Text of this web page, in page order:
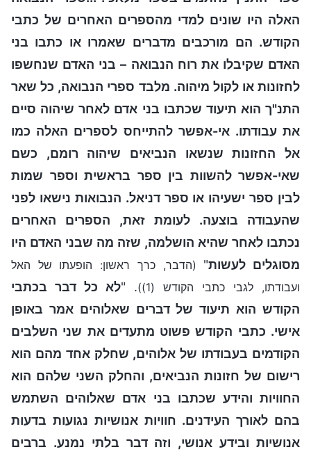
האלה היו שונים למדי מהספרים האחרים של כתבי
הקודש. הם מורכבים מדברים שאמרו או כתבו בני
האדם שקיבלו את רוח הנבואה – בני האדם שנחשפו
לחזונות או לקול מיהוה. מלבד ספרי הנבואה, כל שאר
התנ"ך הוא תיעוד שכתבו בני אדם לאחר שיהוה סיים
את עבודתו. אי-אפשר להתייחס לספרים האלה כמו
אל החזונות שנשאו הנביאים שיהוה רומם, כשם
שאי-אפשר להשוות בין ספר בראשית וספר שמות
לבין ספר ישעיהו או ספר דניאל. הנבואות נישאו לפני
שהעבודה בוצעה. לעומת זאת, הספרים האחרים
נכתבו לאחר שהיא הושלמה, שזה מה שבני האדם היו
מסוגלים לעשות"
(הדבר, כרך ראשון: הופעתו של האל
ועבודתו, לגבי כתבי הקודש (1))
. "לא כל דבר בכתבי
הקודש הוא תיעוד של דברים שאלוהים אמר באופן
אישי. כתבי הקודש פשוט מתעדים את שני השלבים
הקודמים בעבודתו של אלוהים, שחלק אחד מהם הוא
רישום של חזונות הנביאים, והחלק השני שלהם הוא
החוויות והידע שכתבו בני אדם שאלוהים השתמש
בהם לאורך העידנים. חוויות אנושיות נגועות בדעות
אנושיות ובידע אנושי, וזה דבר בלתי נמנע. ברבים